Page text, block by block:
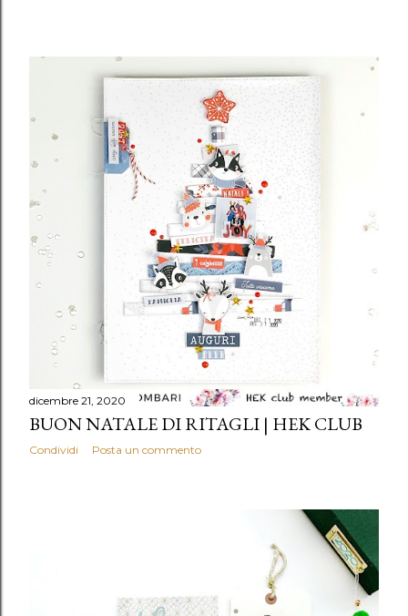
dicembre 21, 2020
BUON NATALE DI RITAGLI | HEK CLUB
Condividi Posta un commento